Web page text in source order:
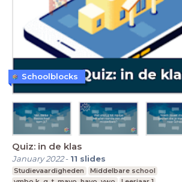
Quiz: in de klas
January 2022- 11 slides
Studievaardigheden
Middelbare school
Schoolblocks